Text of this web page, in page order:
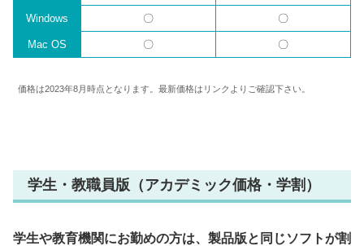
Windows 〇 〇
Mac OS 〇 〇
価格は2023年8月時点となります。最新価格はリンクよりご確認下さい。
学生・教職員版（アカデミック価格・学割）
学生や教育機関にお勤めの方は、製品版と同じソフトが割